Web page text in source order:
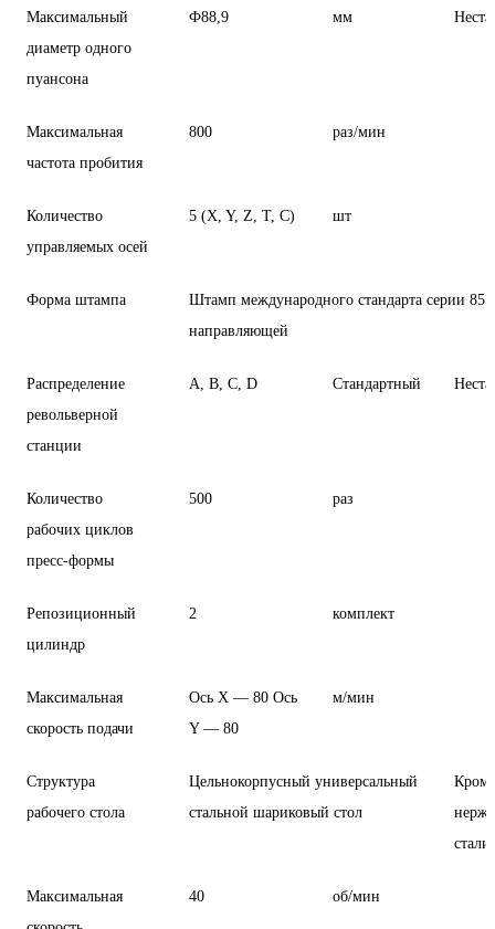
Максимальный
диаметр одного
пуансона
Ф88,9 мм
Максимальная
частота пробития
800 раз/мин
Количество
управляемых осей
5 (X, Y, Z, T, C) шт
Форма штампа
Штамп международного стандарта серии 85
направляющей
Распределение
револьверной
станции
A, B, C, D Стандартный
Количество
рабочих циклов
пресс-формы
500 раз
Репозиционный
цилиндр
2 комплект
Максимальная
скорость подачи
Ось Х — 80 Ось
Y — 80
м/мин
Структура
рабочего стола
Цельнокорпусный универсальный
стальной шариковый стол
стали
Максимальная
40 об/мин